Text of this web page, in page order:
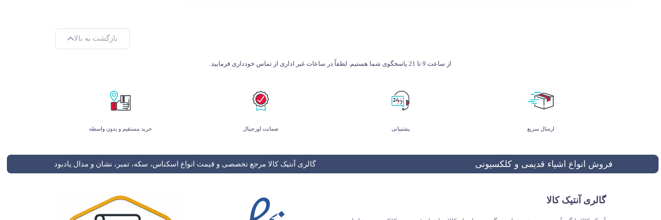
بازگشت به بالا
از ساعت 9 تا 21 پاسخگوی شما هستیم. لطفاً در ساعات غیر اداری از تماس خودداری فرمایید.
ارسال سریع پشتیبانی ضمانت اورجینال خرید مستقیم و بدون واسطه
فروش انواع اشیاء قدیمی و کلکسیونی گالری آنتیک کالا مرجع تخصصی و قیمت انواع اسکناس، سکه، تمبر، نشان و مدال یادبود
گالری آنتیک کالا